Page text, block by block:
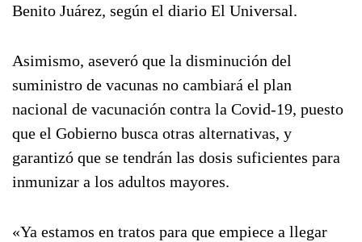
Benito Juárez, según el diario El Universal.
Asimismo, aseveró que la disminución del
suministro de vacunas no cambiará el plan
nacional de vacunación contra la Covid-19, puesto
que el Gobierno busca otras alternativas, y
garantizó que se tendrán las dosis suficientes para
inmunizar a los adultos mayores.
«Ya estamos en tratos para que empiece a llegar